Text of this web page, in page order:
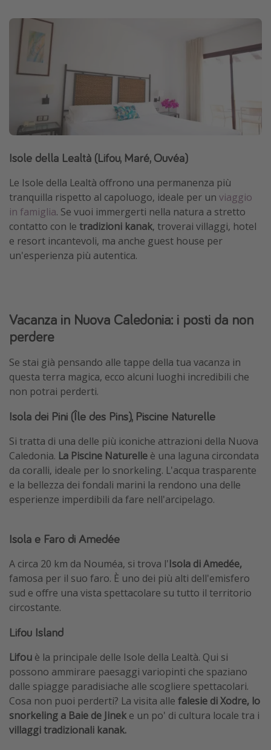
Isole della Lealtà (Lifou, Maré, Ouvéa)
Le Isole della Lealtà offrono una permanenza più
tranquilla rispetto al capoluogo, ideale per un viaggio
in famiglia. Se vuoi immergerti nella natura a stretto
contatto con le tradizioni kanak, troverai villaggi, hotel
e resort incantevoli, ma anche guest house per
un'esperienza più autentica.
Vacanza in Nuova Caledonia: i posti da non
perdere
Se stai già pensando alle tappe della tua vacanza in
questa terra magica, ecco alcuni luoghi incredibili che
non potrai perderti.
Isola dei Pini (Île des Pins), Piscine Naturelle
Si tratta di una delle più iconiche attrazioni della Nuova
Caledonia. La Piscine Naturelle è una laguna circondata
da coralli, ideale per lo snorkeling. L'acqua trasparente
e la bellezza dei fondali marini la rendono una delle
esperienze imperdibili da fare nell'arcipelago.
Isola e Faro di Amedée
A circa 20 km da Nouméa, si trova l'Isola di Amedée,
famosa per il suo faro. È uno dei più alti dell'emisfero
sud e offre una vista spettacolare su tutto il territorio
circostante.
Lifou Island
Lifou è la principale delle Isole della Lealtà. Qui si
possono ammirare paesaggi variopinti che spaziano
dalle spiagge paradisiache alle scogliere spettacolari.
Cosa non puoi perderti? La visita alle falesie di Xodre, lo
snorkeling a Baie de Jinek e un po' di cultura locale tra i
villaggi tradizionali kanak.